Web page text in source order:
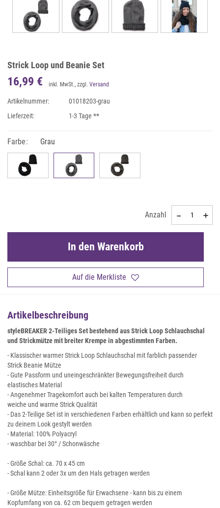
Strick Loop und Beanie Set
16,99 € inkl. MwSt., zzgl. Versand
Artikelnummer:
01018203-grau
Lieferzeit:
1-3 Tage **
Farbe: Grau
Anzahl
Auf die Merkliste
In den Warenkorb
Artikelbeschreibung
styleBREAKER 2-Teiliges Set bestehend aus Strick Loop Schlauchschal
und Strickmütze mit breiter Krempe in abgestimmten Farben.
- Klassischer warmer Strick Loop Schlauchschal mit farblich passender
Strick Beanie Mütze
- Gute Passform und uneingeschränkter Bewegungsfreiheit durch
elastisches Material
- Angenehmer Tragekomfort auch bei kalten Temperaturen durch
weiche und warme Strick Qualität
- Das 2-Teilige Set ist in verschiedenen Farben erhältlich und kann so perfekt
zu deinem Look gestylt werden
- Material: 100% Polyacryl
- waschbar bei 30° / Schonwäsche
- Größe Schal: ca. 70 x 45 cm
- Schal kann 2 oder 3x um den Hals getragen werden
- Größe Mütze: Einheitsgröße für Erwachsene - kann bis zu einem
Kopfumfang von ca. 62 cm bequem getragen werden